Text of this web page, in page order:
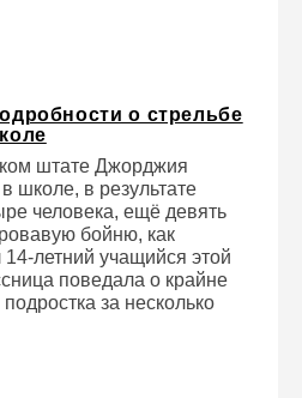
о стрельбе
штате Джорджия
школе, в результате
человека, ещё девять
бойню, как
летний учащийся этой
поведала о крайне
за несколько